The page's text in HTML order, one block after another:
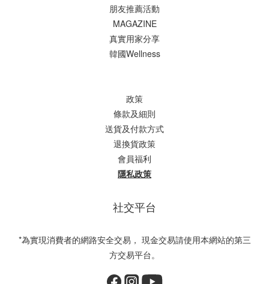
朋友推薦活動
MAGAZINE
真實用家分享
韓國Wellness
政策
條款及細則
送貨及付款方式
退換貨政策
會員福利
隱私政策
社交平台
*為實現消費者的網路安全交易， 現金交易請使用本網站的第三
方交易平台。